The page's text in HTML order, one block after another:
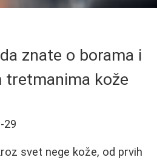
znate o borama i
tretmanima kože
29
svet nege kože, od prvih